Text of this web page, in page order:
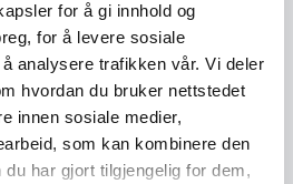
for å gi innhold og
for å levere sosiale
analysere trafikken vår. Vi deler
hvordan du bruker nettstedet
innen sosiale medier,
som kan kombinere den
har gjort tilgjengelig for dem,
un devis
choix pour continuer